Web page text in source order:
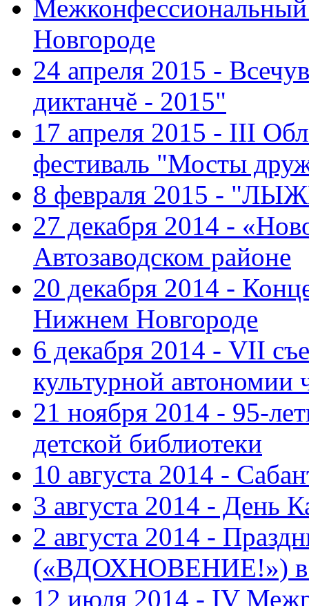
Новгороде
24 апреля 2015 -
диктанчĕ - 2015"
17 апреля 2015 - III
фестиваль "Мосты
8 февраля 2015 -
27 декабря 2014 -
Автозаводском районе
20 декабря 2014 -
Нижнем Новгороде
6 декабря 2014 - VII
культурной автономии
21 ноября 2014 - 95-
детской библиотеки
10 августа 2014 -
3 августа 2014 - День
2 августа 2014 -
(«ВДОХНОВЕНИЕ!») в
12 июля 2014 - IV